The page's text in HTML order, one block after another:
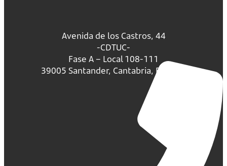
Avenida de los Castros, 44
-CDTUC-
Fase A – Local 108-111
39005 Santander, Cantabria, España.